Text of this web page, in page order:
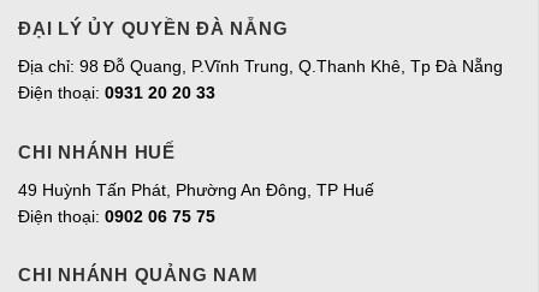
ĐẠI LÝ ỦY QUYỀN ĐÀ NẴNG
Địa chỉ: 98 Đỗ Quang, P.Vĩnh Trung, Q.Thanh Khê, Tp Đà Nẵng
Điện thoại: 0931 20 20 33
CHI NHÁNH HUẾ
49 Huỳnh Tấn Phát, Phường An Đông, TP Huế
Điện thoại: 0902 06 75 75
CHI NHÁNH QUẢNG NAM